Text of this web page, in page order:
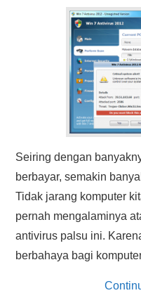
HASIL PENCARIAN
Seiring dengan
berbayar, semakin
Tidak jarang komputer
pernah mengalaminya
antivirus palsu ini.
berbahaya bagi